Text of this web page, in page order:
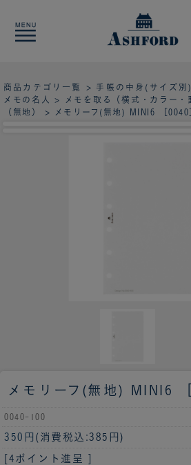
商品カテゴリ一覧 > 手帳の中身(サイズ別)
メモの名人
> メモを取る（横式・カラー・
（無地）
> メモリーフ(無地) MINI6 ［0040
メモリーフ(無地) MINI6
0040-100
350円 (消費税込:385円)
[4ポイント進呈 ]